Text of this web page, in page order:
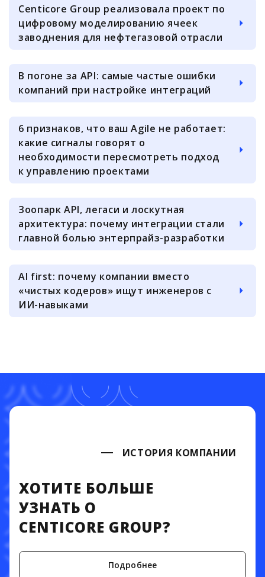
Centicore Group реализовала проект по
цифровому моделированию ячеек
заводнения для нефтегазовой отрасли
В погоне за API: самые частые ошибки
компаний при настройке интеграций
6 признаков, что ваш Agile не работает:
какие сигналы говорят о
необходимости пересмотреть подход
к управлению проектами
Зоопарк API, легаси и лоскутная
архитектура: почему интеграции стали
главной болью энтерпрайз-разработки
AI first: почему компании вместо
«чистых кодеров» ищут инженеров с
ИИ-навыками
ИСТОРИЯ КОМПАНИИ
ХОТИТЕ БОЛЬШЕ
УЗНАТЬ О
CENTICORE GROUP?
Подробнее